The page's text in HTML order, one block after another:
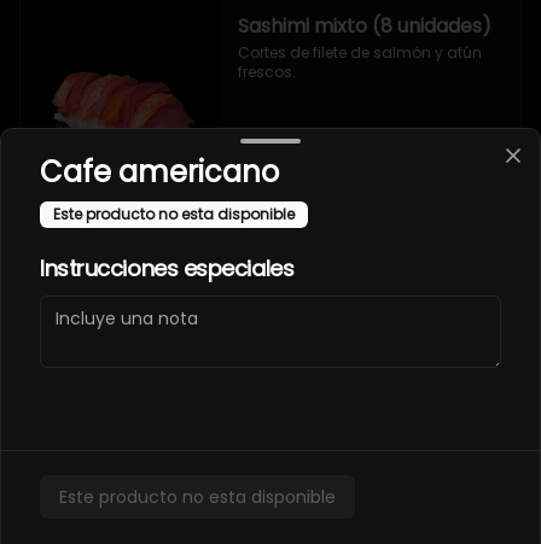
Sashimi mixto (8 unidades)
Cortes de filete de salmón y atún
frescos.
unidades)
Cafe americano
Este producto no esta disponible
Instrucciones especiales
Este producto no esta disponible